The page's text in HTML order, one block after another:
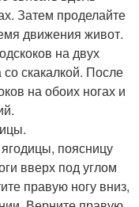
Затем проделайте
движения живот.
на двух
скакалкой. После
на обоих ногах и
поясницу
вверх под углом
правую ногу вниз,